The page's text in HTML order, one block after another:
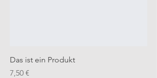
Das ist ein Produkt
Preis
7,50 €